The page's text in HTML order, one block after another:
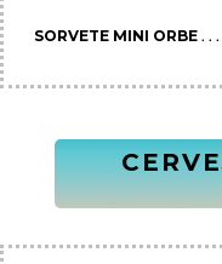
SORVETE MINI ORBE . .